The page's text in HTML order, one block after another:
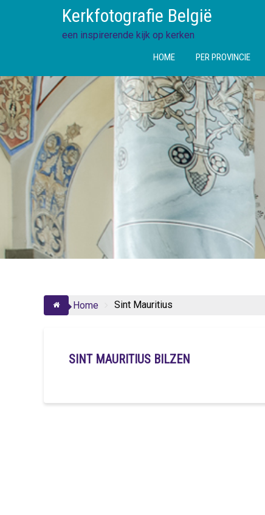
Kerkfotografie België
een inspirerende kijk op kerken
HOME PER PROVINCIE
Home Sint Mauritius
SINT MAURITIUS BILZEN